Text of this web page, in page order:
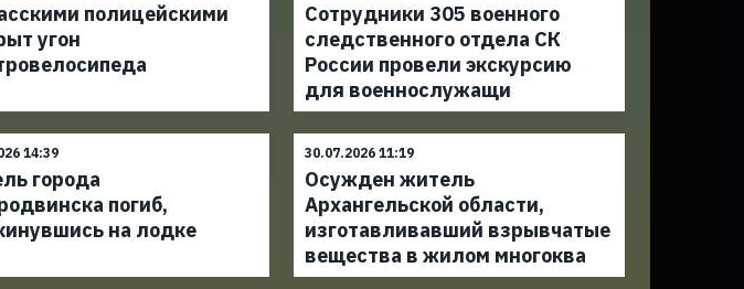
полицейскими
угон
Сотрудники 305 военного
следственного отдела СК
России провели экскурсию
для военнослужащи
14:39
города
погиб,
на лодке
30.07.2026 11:19
Осужден житель
Архангельской области,
изготавливавший взрывчатые
вещества в жилом многоква